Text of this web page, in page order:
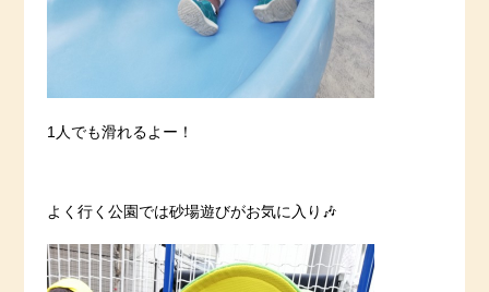
1人でも滑れるよー！
よく行く公園では砂場遊びがお気に入り🎶